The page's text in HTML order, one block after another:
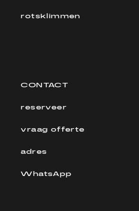
rotsklimmen
CONTACT
reserveer
vraag offerte
adres
WhatsApp